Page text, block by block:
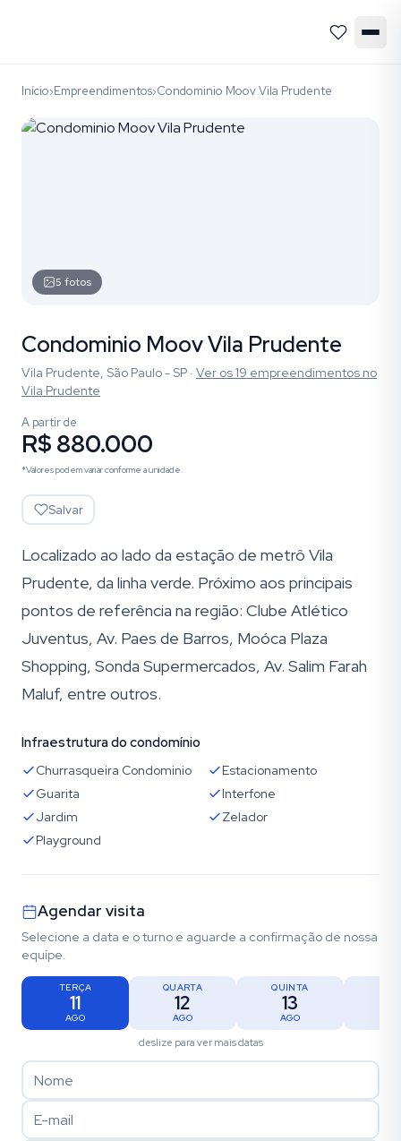
Início›Empreendimentos›Condominio Moov Vila Prudente
5 fotos
Condominio Moov Vila Prudente
Vila Prudente, São Paulo - SP · Ver os19 empreendimentos no
Vila Prudente
A partir de
R$ 880.000
*Valores podem variar conforme a unidade.
Salvar
Localizado ao lado da estação de metrô Vila
Prudente, da linha verde. Próximo aos principais
pontos de referência na região: Clube Atlético
Juventus, Av. Paes de Barros, Moóca Plaza
Shopping, Sonda Supermercados, Av. Salim Farah
Maluf, entre outros.
Infraestrutura do condomínio
Churrasqueira Condominio
Estacionamento
Guarita
Interfone
Jardim
Zelador
Playground
Agendar visita
Selecione a data e o turno e aguarde a confirmação de nossa
equipe.
TERÇA
11
AGO
QUARTA
12
AGO
QUINTA
13
AGO
deslize para ver mais datas